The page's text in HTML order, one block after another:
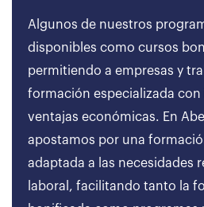
Algunos de nuestros
disponibles como cursos
permitiendo a empresas y
formación especializada
ventajas económicas. En
apostamos por una
adaptada a las necesidades
laboral, facilitando tanto la